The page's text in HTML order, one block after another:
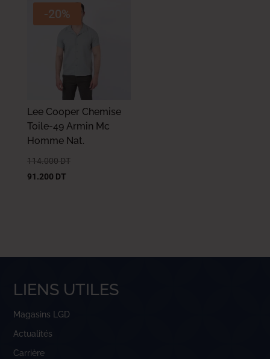
-20%
Lee Cooper Chemise
Toile-49 Armin Mc
Homme Nat.
114.000 DT
91.200 DT
LIENS UTILES
Magasins LGD
Actualités
Carrière